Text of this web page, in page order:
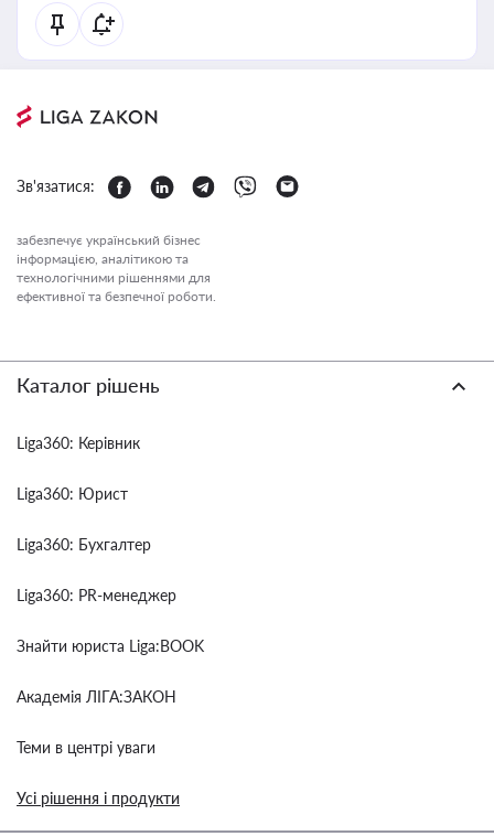
Зв'язатися:
забезпечує український бізнес
інформацією, аналітикою та
технологічними рішеннями для
ефективної та безпечної роботи.
Каталог рішень
Liga360: Керівник
Liga360: Юрист
Liga360: Бухгалтер
Liga360: PR-менеджер
Знайти юриста Liga:BOOK
Академія ЛІГА:ЗАКОН
Теми в центрі уваги
Усі рішення і продукти